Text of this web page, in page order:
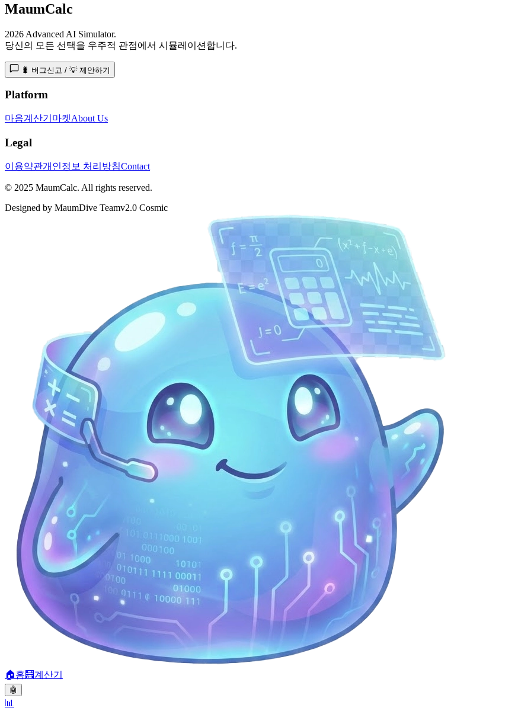
MaumCalc
2026 Advanced AI Simulator.
당신의 모든 선택을 우주적 관점에서 시뮬레이션합니다.
🐛 버그신고 / 💡 제안하기
Platform
마음계산기 마켓About Us
Legal
이용약관개인정보 처리방침Contact
© 2025 MaumCalc. All rights reserved.
Designed by MaumDive Teamv2.0 Cosmic
🏠홈🧮계산기
🤖
📊